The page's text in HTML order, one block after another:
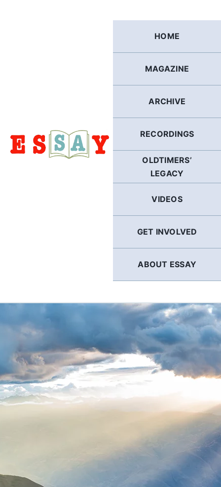
HOME
MAGAZINE
ARCHIVE
RECORDINGS
OLDTIMERS’
LEGACY
VIDEOS
GET INVOLVED
ABOUT ESSAY